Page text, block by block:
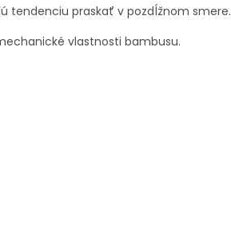
tendenciu praskať v pozdĺžnom smere.
vlastnosti bambusu.